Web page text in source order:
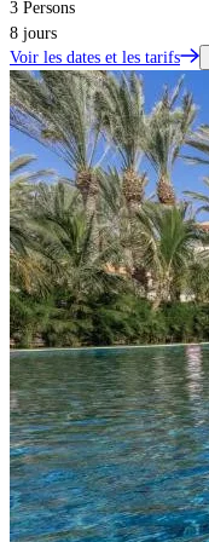
3 Persons
8 jours
Voir les dates et les tarifs